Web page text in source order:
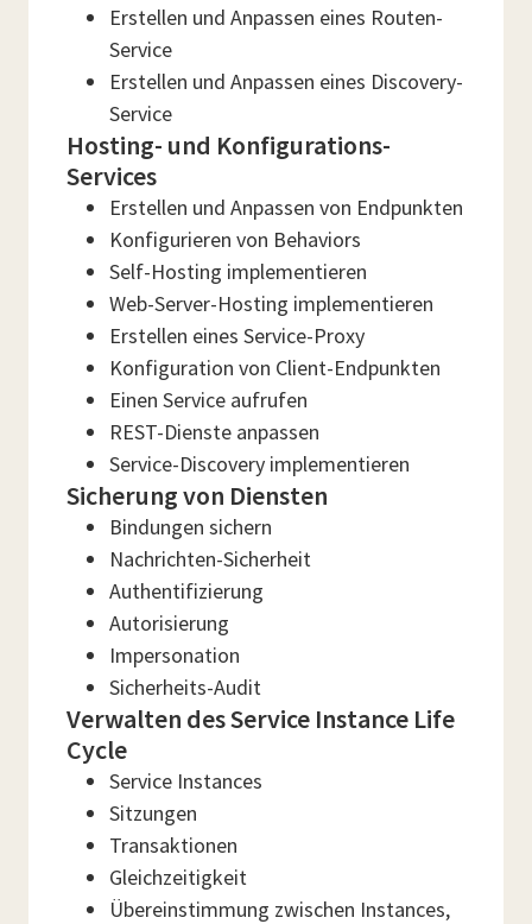
Erstellen und Anpassen eines Routen-
Service
Erstellen und Anpassen eines Discovery-
Service
Hosting- und Konfigurations-
Services
Erstellen und Anpassen von Endpunkten
Konfigurieren von Behaviors
Self-Hosting implementieren
Web-Server-Hosting implementieren
Erstellen eines Service-Proxy
Konfiguration von Client-Endpunkten
Einen Service aufrufen
REST-Dienste anpassen
Service-Discovery implementieren
Sicherung von Diensten
Bindungen sichern
Nachrichten-Sicherheit
Authentifizierung
Autorisierung
Impersonation
Sicherheits-Audit
Verwalten des Service Instance Life
Cycle
Service Instances
Sitzungen
Transaktionen
Gleichzeitigkeit
Übereinstimmung zwischen Instances,